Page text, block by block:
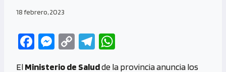
18 febrero, 2023
Fa M
C
Te
ElMinisterio de Saludde la provincia anuncia los